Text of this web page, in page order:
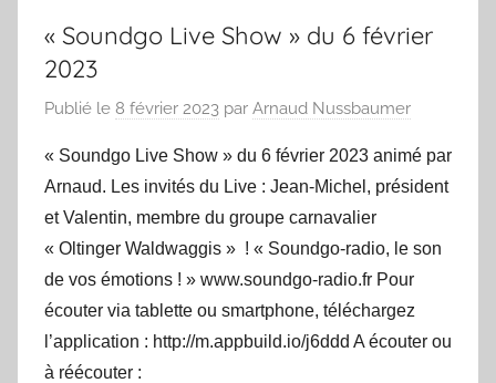
« Soundgo Live Show » du 6 février
2023
Publié le 8 février 2023 par Arnaud Nussbaumer
« Soundgo Live Show » du 6 février 2023 animé par
Arnaud. Les invités du Live : Jean-Michel, président
et Valentin, membre du groupe carnavalier
« Oltinger Waldwaggis » ! « Soundgo-radio, le son
de vos émotions ! » www.soundgo-radio.fr Pour
écouter via tablette ou smartphone, téléchargez
l’application : http://m.appbuild.io/j6ddd A écouter ou
à réécouter :